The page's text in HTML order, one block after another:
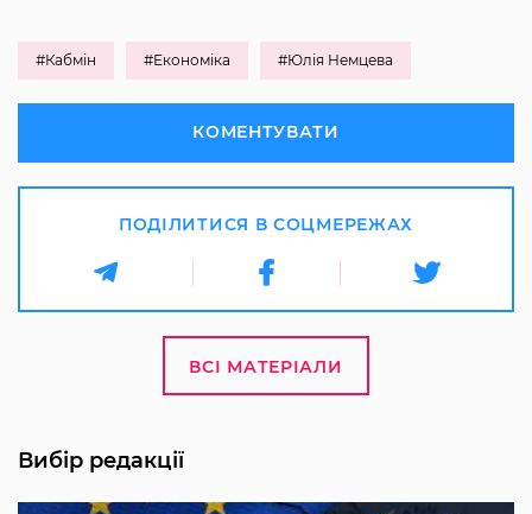
#Кабмін #Економіка #Юлія Немцева
КОМЕНТУВАТИ
ПОДІЛИТИСЯ В СОЦМЕРЕЖАХ
ВСІ МАТЕРІАЛИ
Вибір редакції